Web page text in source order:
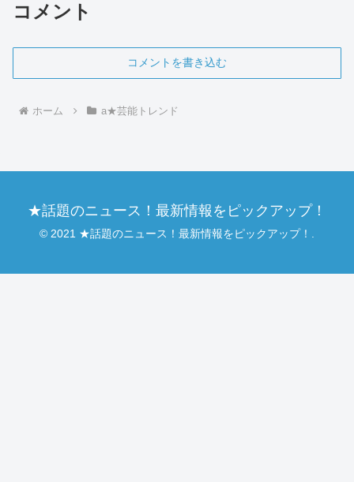
コメント
コメントを書き込む
ホーム a★芸能トレンド
★話題のニュース！最新情報をピックアップ！
© 2021 ★話題のニュース！最新情報をピックアップ！.